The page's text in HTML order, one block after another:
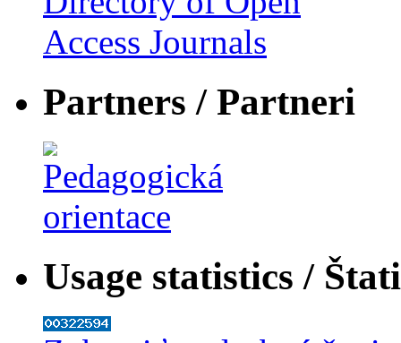
Partners / Partneri
Usage statistics /